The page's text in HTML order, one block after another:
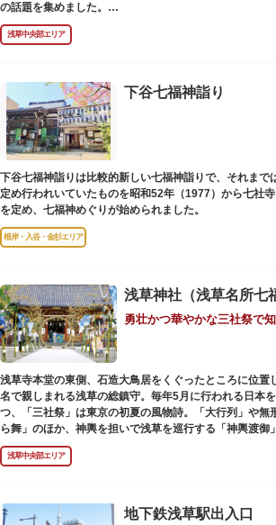
の話題を集めました。
現在は、B1階から地上3階までが松屋浅草の売り場。
で建設当時のシンボル・大時計も復活し、昭和の面影を
人々に親しまれています。地上1階は 浅草らしい下町銘
なので、お土産購入にも便利です。
浅草中央部エリア
下谷七福神詣り
下谷七福神詣りは比較的新しい七福神詣りで、それまで
定め行われいていたものを昭和52年（1977）から七社
を定め、七福神めぐりが始められました。
根岸・入谷・金杉エリア
勇壮かつ華やかな三社祭で
浅草寺本堂の東側、石造大鳥居をくぐったところに位置
名で親しまれる浅草の総鎮守。毎年5月に行われる日本
つ、「三社祭」は東京の初夏の風物詩。「大行列」や無
ら舞」のほか、神輿を担いで浅草を巡行する「神輿渡御
町を練り歩く担ぎ手たちの威勢良い掛け声が響き渡り、
色に染まります。
6月の「夏越し（なごし）の大祓」では、茅草で作られ
ら逃れ、福徳があると伝えられる行事です。
浅草中央部エリア
地下鉄浅草駅出入口